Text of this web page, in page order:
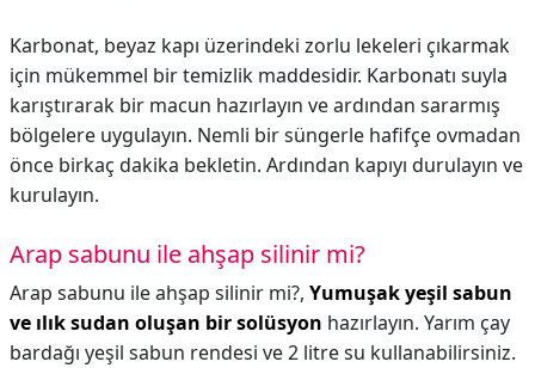
Karbonat, beyaz kapı üzerindeki zorlu lekeleri çıkarmak
için mükemmel bir temizlik maddesidir. Karbonatı suyla
karıştırarak bir macun hazırlayın ve ardından sararmış
bölgelere uygulayın. Nemli bir süngerle hafifçe ovmadan
önce birkaç dakika bekletin. Ardından kapıyı durulayın ve
kurulayın.
Arap sabunu ile ahşap silinir mi?
Arap sabunu ile ahşap silinir mi?, Yumuşak yeşil sabun
ve ılık sudan oluşan bir solüsyon hazırlayın. Yarım çay
bardağı yeşil sabun rendesi ve 2 litre su kullanabilirsiniz.